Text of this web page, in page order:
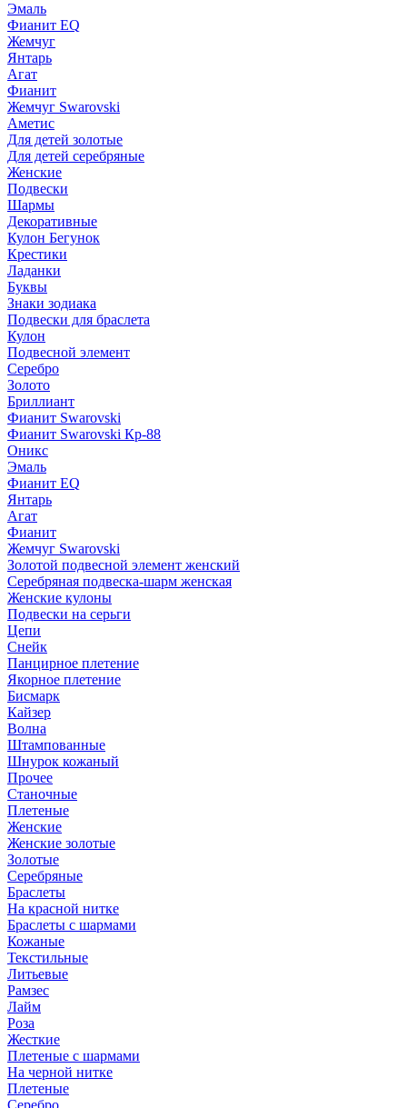
Эмаль
Фианит EQ
Жемчуг
Янтарь
Агат
Фианит
Жемчуг Swarovski
Аметис
Для детей золотые
Для детей серебряные
Женские
Подвески
Шармы
Декоративные
Кулон Бегунок
Крестики
Ладанки
Буквы
Знаки зодиака
Подвески для браслета
Кулон
Подвесной элемент
Серебро
Золото
Бриллиант
Фианит Swarovski
Фианит Swarovski Кр-88
Оникс
Эмаль
Фианит EQ
Янтарь
Агат
Фианит
Жемчуг Swarovski
Золотой подвесной элемент женcкий
Серебряная подвеска-шарм женская
Женские кулоны
Подвески на серьги
Цепи
Снейк
Панцирное плетение
Якорное плетение
Бисмарк
Кайзер
Волна
Штампованные
Шнурок кожаный
Прочее
Станочные
Плетеные
Женские
Женские золотые
Золотые
Серебряные
Браслеты
На красной нитке
Браслеты с шармами
Кожаные
Текстильные
Литьевые
Рамзес
Лайм
Роза
Жесткие
Плетеные с шармами
На черной нитке
Плетеные
Серебро